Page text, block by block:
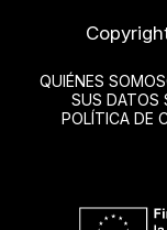
QUIÉNES SOMOS
SUS DATOS
POLÍTICA DE